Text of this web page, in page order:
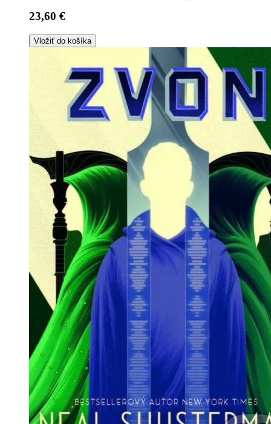
23,60 €
Vložiť do košíka